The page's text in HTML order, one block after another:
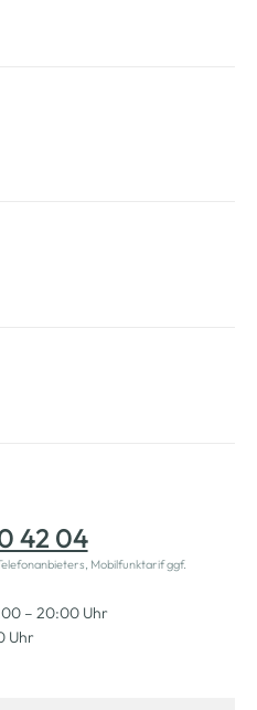
42 04
Mobilfunktarif ggf.
– 20:00 Uhr
Uhr